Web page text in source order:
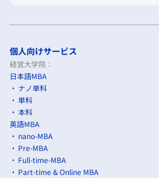
個人向けサービス
経営大学院：
日本語MBA
ナノ単科
単科
本科
英語MBA
nano-MBA
Pre-MBA
Full-time-MBA
Part-time & Online MBA